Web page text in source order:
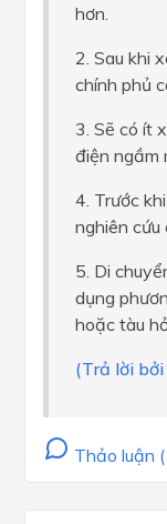
hơn.
2. Sau khi
chính phủ
3. Sẽ có ít
điện ngầm
4. Trước
nghiên cứu
5. Di
dụng
hoặc tàu
(Trả lời
Thảo luận